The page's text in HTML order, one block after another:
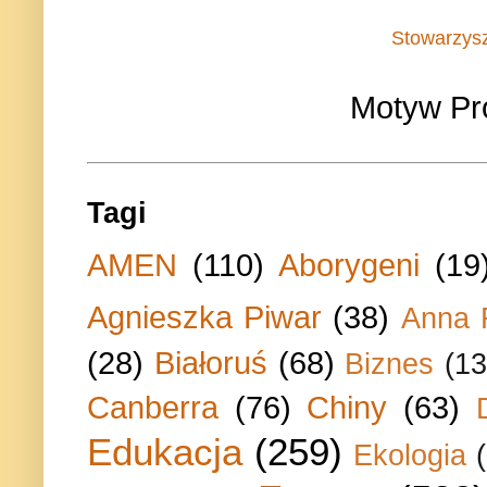
Motyw
Tagi
AMEN (110) Aborygeni
Agnieszka Piwar (38) Anna
(28) Białoruś (68) Biznes
Canberra (76) Chiny (63)
Edukacja (259) Ekologia